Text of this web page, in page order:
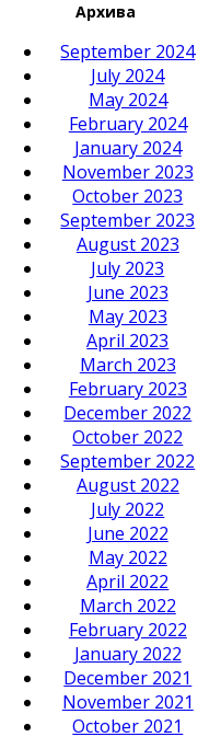
Архива
September 2024
July 2024
May 2024
February 2024
January 2024
November 2023
October 2023
September 2023
August 2023
July 2023
June 2023
May 2023
April 2023
March 2023
February 2023
December 2022
October 2022
September 2022
August 2022
July 2022
June 2022
May 2022
April 2022
March 2022
February 2022
January 2022
December 2021
November 2021
October 2021